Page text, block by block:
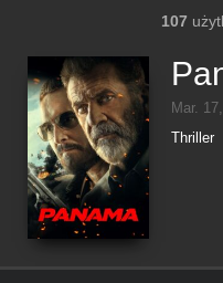
107
Mar.
Thriller